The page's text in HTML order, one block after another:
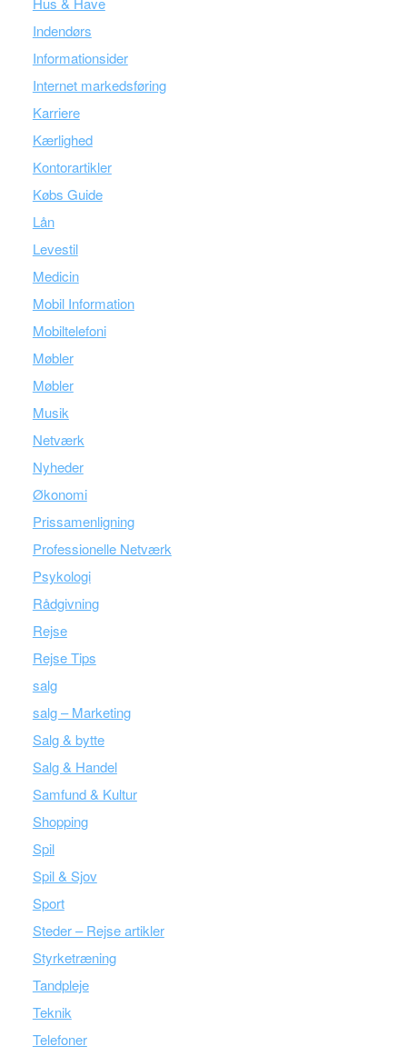
Indendørs
Informationsider
Internet markedsføring
Karriere
Kærlighed
Kontorartikler
Købs Guide
Lån
Levestil
Medicin
Mobil Information
Mobiltelefoni
Møbler
Møbler
Musik
Netværk
Nyheder
Økonomi
Prissamenligning
Professionelle Netværk
Psykologi
Rådgivning
Rejse
Rejse Tips
salg
salg – Marketing
Salg & bytte
Salg & Handel
Samfund & Kultur
Shopping
Spil
Spil & Sjov
Sport
Steder – Rejse artikler
Styrketræning
Tandpleje
Teknik
Telefoner